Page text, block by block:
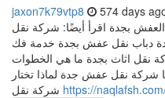
jaxon7k79vtp8 574 days
بجدة اقرأ أيضًا: شركة نقل
دباب نقل عفش بجدة خدمة فك
نقل اثاث بجدة ما هي الخطوات
شركة نقل عفش جدة لماذا تختار
https://